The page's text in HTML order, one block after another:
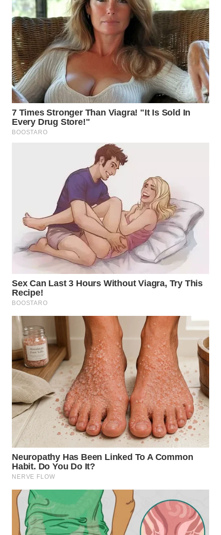
WN
KALTIM
WN
SULSEL
WN
GORONTALO
WN
SULUT
WN
DAIRI
WN
DANAU
TOBA
WN
NIAS
WN
LANGKAT
WN
TAPANULI
SELATAN
WN
TANJUNG
LESUNG
KARO
WN
SIMALUNGUN